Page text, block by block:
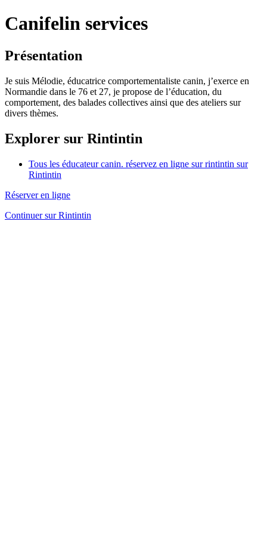
Canifelin services
Présentation
Je suis Mélodie, éducatrice comportementaliste canin, j’exerce en
Normandie dans le 76 et 27, je propose de l’éducation, du
comportement, des balades collectives ainsi que des ateliers sur
divers thèmes.
Explorer sur Rintintin
Tous les éducateur canin. réservez en ligne sur rintintin sur
Rintintin
Réserver en ligne
Continuer sur Rintintin